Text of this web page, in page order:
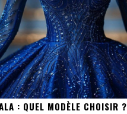
: QUEL MODÈLE CHOISIR ?